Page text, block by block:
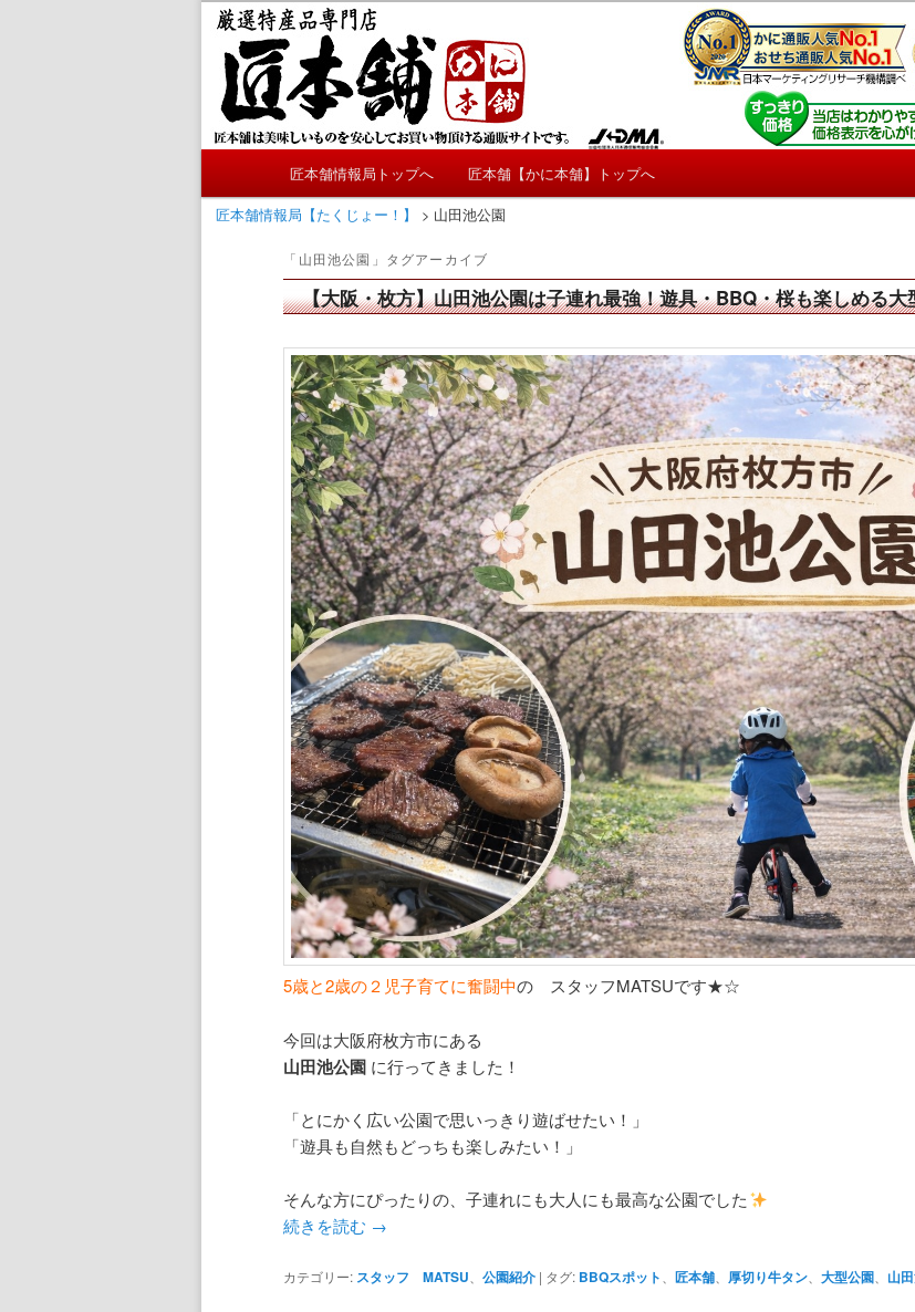
匠本舗情報局【たくじょー！】
かにやおせちについてのおもしろ情報や興味深い記事をお届けします。
ン
メ
ン
ン
テ
ン
ツ
へ
移
動
サ
コ
テ
ン
ツ
へ
移
動
匠本舗情報局トップへ
匠本舗【かに本舗】トップへ
匠本舗情報局【たくじょー！】
> 山田池公園
「 山田池公園 」タグアーカイブ
【大阪・枚方】山田池公園は子連れ最強！遊具・BBQ・桜も楽しめる大
5歳と2歳の２児子育てに奮闘中の スタッフMATSUです★☆
今回は大阪府枚方市にある
山田池公園 に行ってきました！
「とにかく広い公園で思いっきり遊ばせたい！」
「遊具も自然もどっちも楽しみたい！」
そんな方にぴったりの、子連れにも大人にも最高な公園でした
続きを読む →
カテゴリー: スタッフ MATSU 、公園紹介 | タグ: BBQスポット 、匠本舗 厚切り牛タン 、大型公園 山